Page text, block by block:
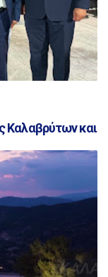
Καλαβρύτων και